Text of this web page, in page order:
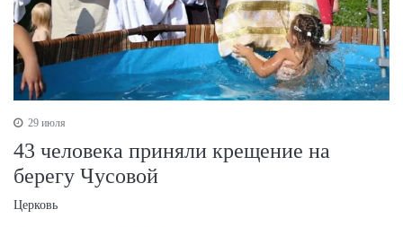
29 июля
43 человека приняли крещение на
берегу Чусовой
Церковь